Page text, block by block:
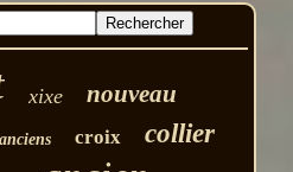
xixe nouveau
anciens croix collier